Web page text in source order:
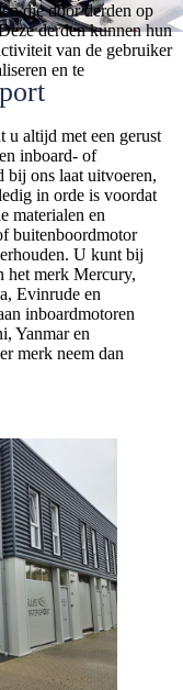
u altijd met een gerust
inboard- of
bij ons laat uitvoeren,
in orde is voordat
materialen en
buitenboordmotor
U kunt bij
het merk Mercury,
Evinrude en
inboardmotoren
Yanmar en
merk neem dan
die door derden op
derden kunnen hun
van de gebruiker
en te